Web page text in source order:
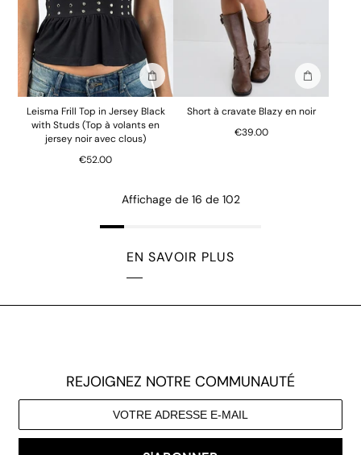
Ajouter au sac
Leisma Frill Top in Jersey Black
with Studs (Top à volants en
jersey noir avec clous)
€52.00
Ajouter au
Short à cravate Blazy en noir
€39.00
Affichage de 16 de 102
EN SAVOIR PLUS
REJOIGNEZ NOTRE COMMUNAUTÉ